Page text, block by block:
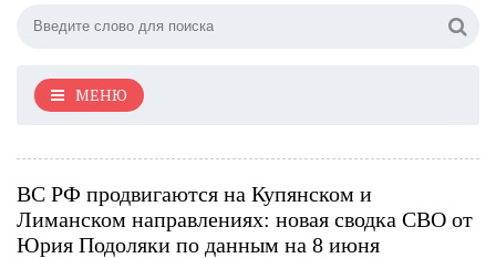
МЕНЮ
ВС РФ продвигаются на Купянском и
Лиманском направлениях: новая сводка СВО от
Юрия Подоляки по данным на 8 июня